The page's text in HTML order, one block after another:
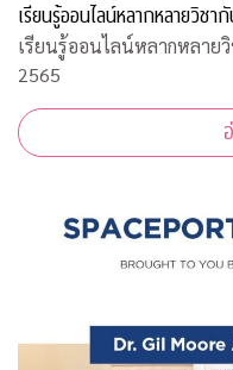
เรียนรู้ออนไลน์หลากหลายวิชา
เรียนรู้ออนไลน์หลากหลายวิ
2565